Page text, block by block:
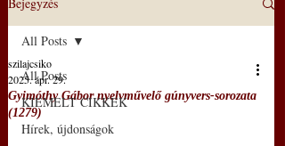
All Posts
KIEMELT CIKKEK
Hírek, újdonságok
All Posts
Gyimóthy Gábor nyelvművelő gúnyvers-sorozata
(1279)
szilajcsiko
2025. ápr. 29.